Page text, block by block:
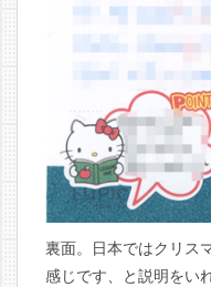
裏面。日本ではクリス
感じです、と説明をい